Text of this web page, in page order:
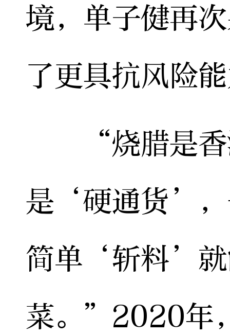
境，单子健再
了更具抗风险
“烧腊是香
是‘硬通货’，
简单‘斩料’就
菜。”2020年